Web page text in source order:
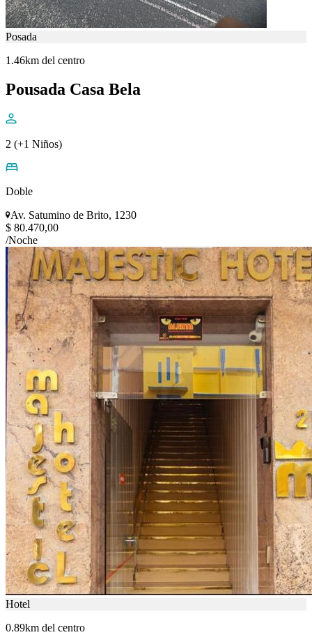
Posada
1.46km del centro
Pousada Casa Bela
2 (+1 Niños)
Doble
Av. Satumino de Brito, 1230
$ 80.470,00
/Noche
Hotel
0.89km del centro